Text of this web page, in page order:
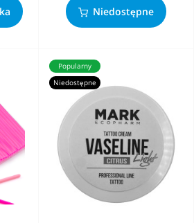
Niedostępne
Popularny
Niedostępne